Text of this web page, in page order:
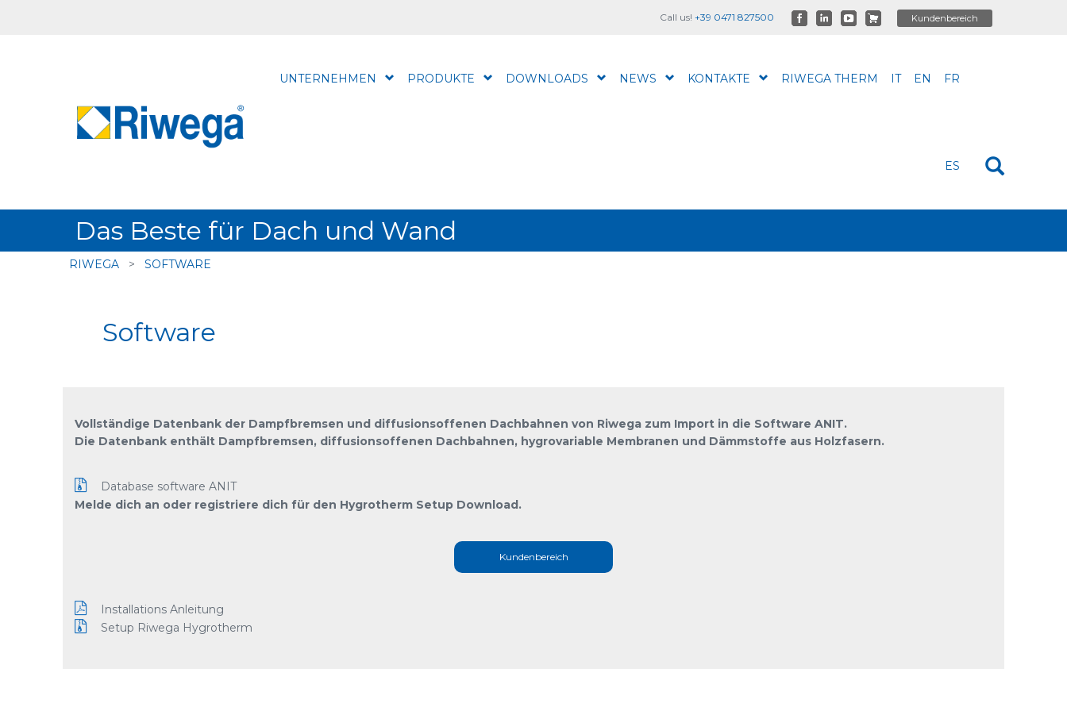
UNTERNEHMEN PRODUKTE DOWNLOADS NEWS KONTAKTE RIWEGA THERM IT EN FR
ES
Call us! +39 0471 827500
Das Beste für Dach und Wand
RIWEGA > SOFTWARE
Software
Vollständige Datenbank der Dampfbremsen und diffusionsoffenen Dachbahnen von Riwega zum Import in die Software ANIT.
Die Datenbank enthält Dampfbremsen, diffusionsoffenen Dachbahnen, hygrovariable Membranen und Dämmstoffe aus Holzfasern.
Database software ANIT
Melde dich an oder registriere dich für den Hygrotherm Setup Download.
Kundenbereich
Installations Anleitung
Setup Riwega Hygrotherm